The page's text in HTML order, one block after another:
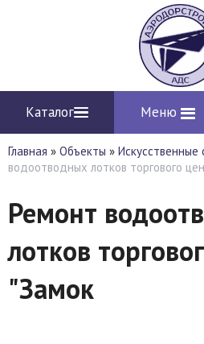
Каталог Меню
Главная » Объекты » Искусственные
водоотводных лотков торгового
Ремонт
лотков
"Замок